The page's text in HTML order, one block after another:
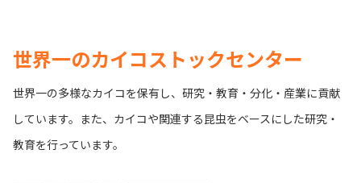
世界一のカイコストックセンター
世界一の多様なカイコを保有し、研究・教育・分化・産業に貢献
しています。また、カイコや関連する昆虫をベースにした研究・
教育を行っています。